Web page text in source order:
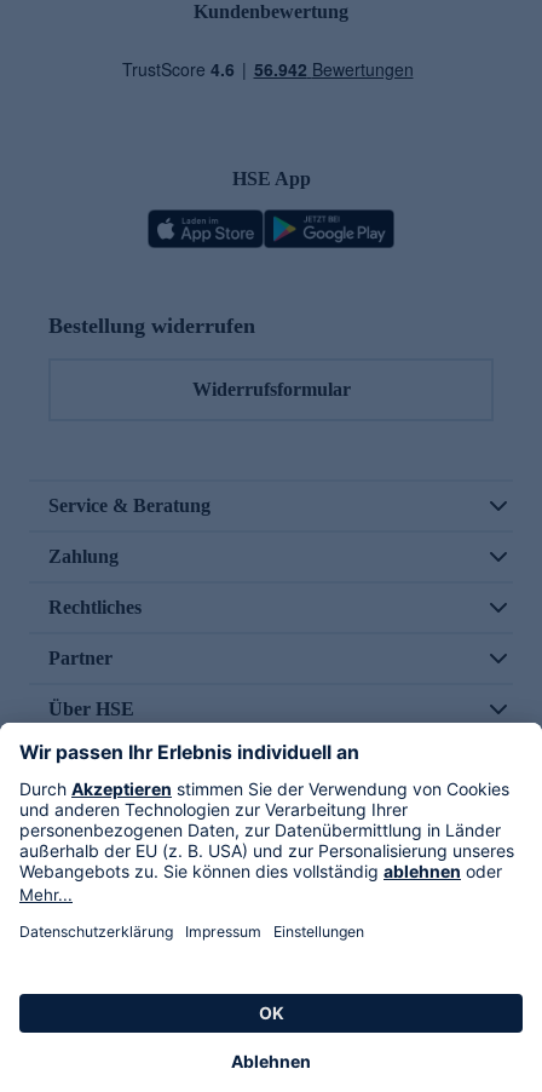
Kundenbewertung
HSE App
Bestellung widerrufen
Widerrufsformular
Service & Beratung
Zahlung
Rechtliches
Partner
Über HSE
Im TV
HSE International